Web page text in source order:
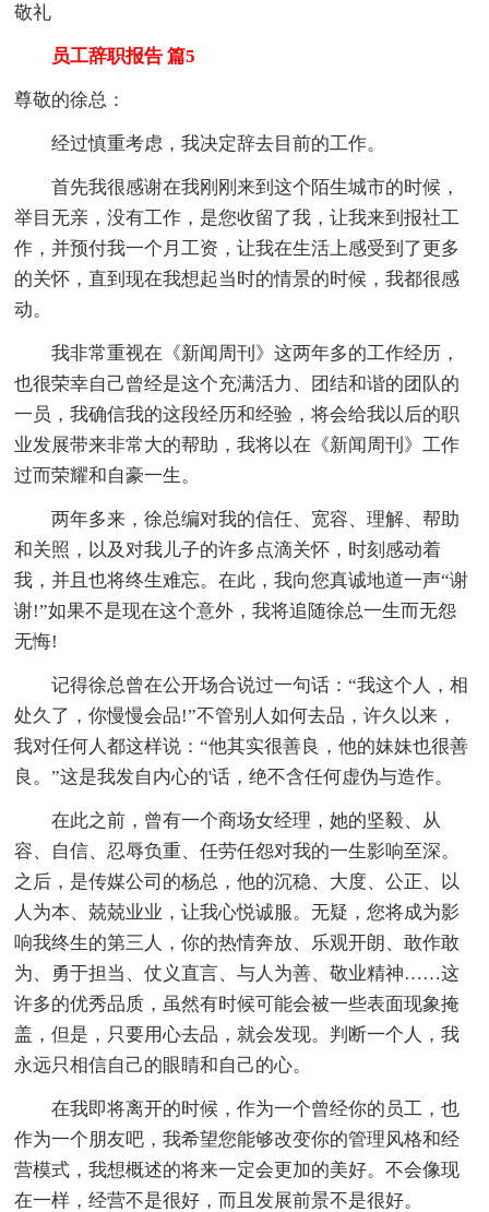
敬礼
员工辞职报告 篇5
尊敬的徐总：
经过慎重考虑，我决定辞去目前的工作。
首先我很感谢在我刚刚来到这个陌生城市的时候，
举目无亲，没有工作，是您收留了我，让我来到报社工
作，并预付我一个月工资，让我在生活上感受到了更多
的关怀，直到现在我想起当时的情景的时候，我都很感
动。
我非常重视在《新闻周刊》这两年多的工作经历，
也很荣幸自己曾经是这个充满活力、团结和谐的团队的
一员，我确信我的这段经历和经验，将会给我以后的职
业发展带来非常大的帮助，我将以在《新闻周刊》工作
过而荣耀和自豪一生。
两年多来，徐总编对我的信任、宽容、理解、帮助
和关照，以及对我儿子的许多点滴关怀，时刻感动着
我，并且也将终生难忘。在此，我向您真诚地道一声“谢
谢!”如果不是现在这个意外，我将追随徐总一生而无怨
无悔!
记得徐总曾在公开场合说过一句话：“我这个人，相
处久了，你慢慢会品!”不管别人如何去品，许久以来，
我对任何人都这样说：“他其实很善良，他的妹妹也很善
良。”这是我发自内心的'话，绝不含任何虚伪与造作。
在此之前，曾有一个商场女经理，她的坚毅、从
容、自信、忍辱负重、任劳任怨对我的一生影响至深。
之后，是传媒公司的杨总，他的沉稳、大度、公正、以
人为本、兢兢业业，让我心悦诚服。无疑，您将成为影
响我终生的第三人，你的热情奔放、乐观开朗、敢作敢
为、勇于担当、仗义直言、与人为善、敬业精神……这
许多的优秀品质，虽然有时候可能会被一些表面现象掩
盖，但是，只要用心去品，就会发现。判断一个人，我
永远只相信自己的眼睛和自己的心。
在我即将离开的时候，作为一个曾经你的员工，也
作为一个朋友吧，我希望您能够改变你的管理风格和经
营模式，我想概述的将来一定会更加的美好。不会像现
在一样，经营不是很好，而且发展前景不是很好。